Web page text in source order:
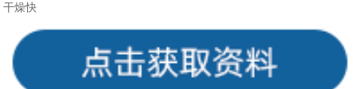
干燥快